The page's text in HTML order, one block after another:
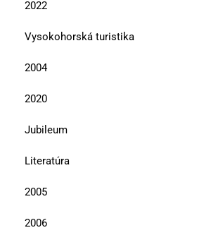
2022
Vysokohorská turistika
2004
2020
Jubileum
Literatúra
2005
2006